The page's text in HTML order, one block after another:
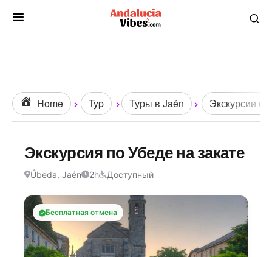
Home Typ Туры в Jaén Экскурсии с
Экскурсия по Убеде на закате
Úbeda, Jaén 2h Доступный
Бесплатная отмена